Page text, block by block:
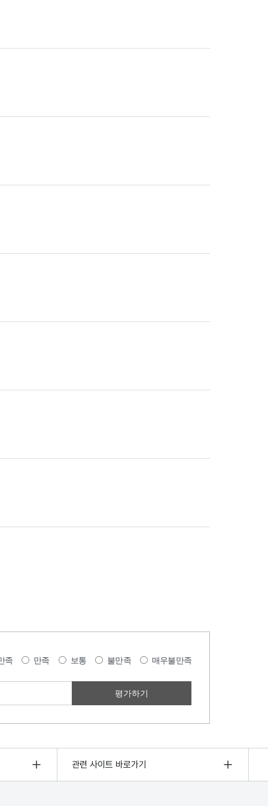
족 만족 보통 불만족 매우불만족
관련 사이트 바로가기